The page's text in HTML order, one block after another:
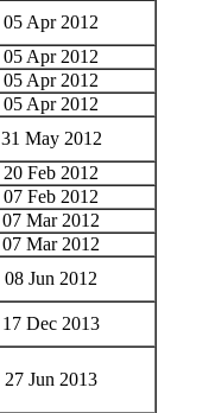
05 Apr 2012
05 Apr 2012
05 Apr 2012
05 Apr 2012
31 May 2012
20 Feb 2012
07 Feb 2012
07 Mar 2012
07 Mar 2012
08 Jun 2012
17 Dec 2013
27 Jun 2013